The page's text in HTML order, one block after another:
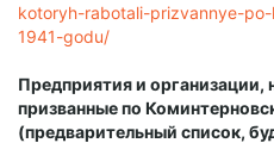
kotoryh-rabotali-prizvannye-
1941-godu/
Предприятия и организации,
призванные по
(предварительный список,